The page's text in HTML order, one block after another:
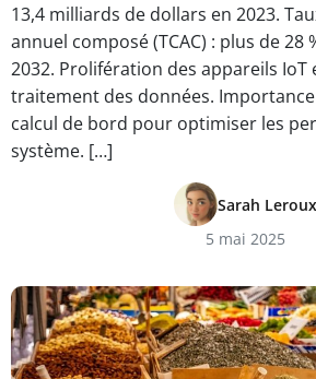
13,4 milliards de dollars en 2023.
annuel composé (TCAC) : plus de 28
2032. Prolifération des appareils
traitement des données.
calcul de bord pour optimiser les
système. […]
Sarah Leroux
5 mai 2025